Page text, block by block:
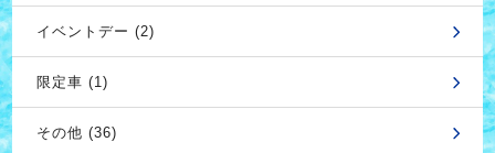
イベントデー (2)
限定車 (1)
その他 (36)